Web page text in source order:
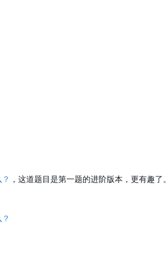
，这道题目是第一题的进阶版本，更有趣了。